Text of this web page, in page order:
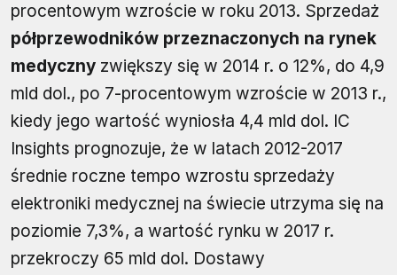
procentowym wzroście w roku 2013. Sprzedaż
półprzewodników przeznaczonych na rynek
medyczny zwiększy się w 2014 r. o 12%, do 4,9
mld dol., po 7-procentowym wzroście w 2013 r.,
kiedy jego wartość wyniosła 4,4 mld dol. IC
Insights prognozuje, że w latach 2012-2017
średnie roczne tempo wzrostu sprzedaży
elektroniki medycznej na świecie utrzyma się na
poziomie 7,3%, a wartość rynku w 2017 r.
przekroczy 65 mld dol. Dostawy